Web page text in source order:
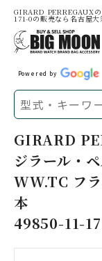
GIRARD PERREGAUX
171-0の販売なら名古屋
Powered by
GIRARD
ジラール・
WW.TC フ
本
49850-11-